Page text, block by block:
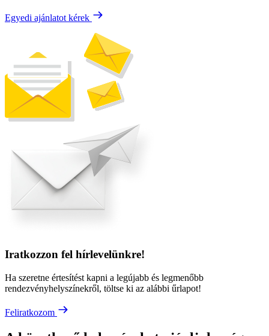
Egyedi ajánlatot kérek
Iratkozzon fel hírlevelünkre!
Ha szeretne értesítést kapni a legújabb és legmenőbb
rendezvényhelyszínekről, töltse ki az alábbi űrlapot!
Feliratkozom